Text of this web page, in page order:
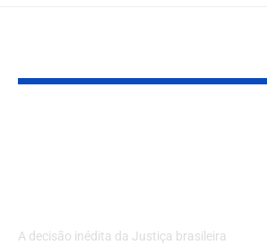
A decisão inédita da Justiça brasileira